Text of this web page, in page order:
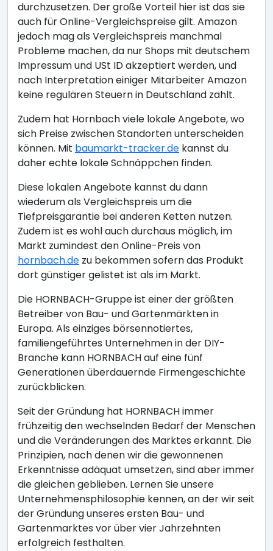
durchzusetzen. Der große Vorteil hier ist das sie
auch für Online-Vergleichspreise gilt. Amazon
jedoch mag als Vergleichspreis manchmal
Probleme machen, da nur Shops mit deutschem
Impressum und USt ID akzeptiert werden, und
nach Interpretation einiger Mitarbeiter Amazon
keine regulären Steuern in Deutschland zahlt.
Zudem hat Hornbach viele lokale Angebote, wo
sich Preise zwischen Standorten unterscheiden
können. Mit baumarkt-tracker.de kannst du
daher echte lokale Schnäppchen finden.
Diese lokalen Angebote kannst du dann
wiederum als Vergleichspreis um die
Tiefpreisgarantie bei anderen Ketten nutzen.
Zudem ist es wohl auch durchaus möglich, im
Markt zumindest den Online-Preis von
hornbach.de zu bekommen sofern das Produkt
dort günstiger gelistet ist als im Markt.
Die HORNBACH-Gruppe ist einer der größten
Betreiber von Bau- und Gartenmärkten in
Europa. Als einziges börsennotiertes,
familiengeführtes Unternehmen in der DIY-
Branche kann HORNBACH auf eine fünf
Generationen überdauernde Firmengeschichte
zurückblicken.
Seit der Gründung hat HORNBACH immer
frühzeitig den wechselnden Bedarf der Menschen
und die Veränderungen des Marktes erkannt. Die
Prinzipien, nach denen wir die gewonnenen
Erkenntnisse adäquat umsetzen, sind aber immer
die gleichen geblieben. Lernen Sie unsere
Unternehmensphilosophie kennen, an der wir seit
der Gründung unseres ersten Bau- und
Gartenmarktes vor über vier Jahrzehnten
erfolgreich festhalten.